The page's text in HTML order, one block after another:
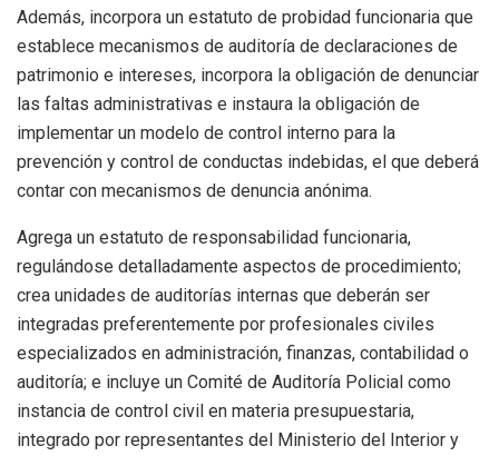
Además, incorpora un estatuto de probidad funcionaria que
establece mecanismos de auditoría de declaraciones de
patrimonio e intereses, incorpora la obligación de denunciar
las faltas administrativas e instaura la obligación de
implementar un modelo de control interno para la
prevención y control de conductas indebidas, el que deberá
contar con mecanismos de denuncia anónima.
Agrega un estatuto de responsabilidad funcionaria,
regulándose detalladamente aspectos de procedimiento;
crea unidades de auditorías internas que deberán ser
integradas preferentemente por profesionales civiles
especializados en administración, finanzas, contabilidad o
auditoría; e incluye un Comité de Auditoría Policial como
instancia de control civil en materia presupuestaria,
integrado por representantes del Ministerio del Interior y